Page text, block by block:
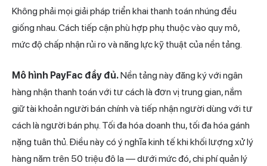
Không phải mọi giải pháp triển khai thanh toán nhúng đều
giống nhau. Cách tiếp cận phù hợp phụ thuộc vào quy mô,
mức độ chấp nhận rủi ro và năng lực kỹ thuật của nền tảng.
Mô hình PayFac đầy đủ.Nền tảng này đăng ký với ngân
hàng nhận thanh toán với tư cách là đơn vị trung gian, nắm
giữ tài khoản người bán chính và tiếp nhận người dùng với tư
cách là người bán phụ. Tối đa hóa doanh thu, tối đa hóa gánh
nặng tuân thủ. Điều này có ý nghĩa kinh tế khi khối lượng xử lý
hàng năm trên 50 triệu đô la — dưới mức đó, chi phí quản lý